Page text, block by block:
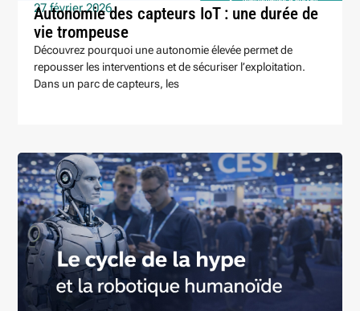
27 février 2026
Autonomie des capteurs IoT : une durée de
vie trompeuse
Découvrez pourquoi une autonomie élevée permet de
repousser les interventions et de sécuriser l’exploitation.
Dans un parc de capteurs, les